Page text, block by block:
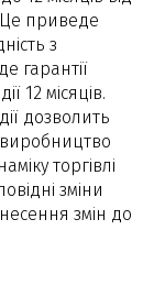
Це приведе
з
гарантії
12 місяців.
дозволить
торгівлі
зміни
змін до